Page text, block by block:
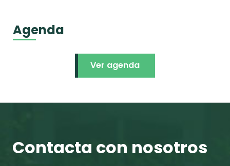
Agenda
Ver agenda
Contacta con nosotros